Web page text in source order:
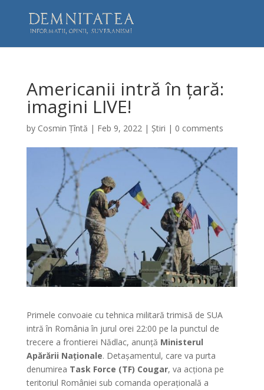
Americanii intră în țară:
imagini LIVE!
by Cosmin Țîntă | Feb 9, 2022| Știri | 0 comments
Primele convoaie cu tehnica militară trimisă de SUA
intră în România în jurul orei 22:00 pe la punctul de
trecere a frontierei Nădlac, anunță Ministerul
Apărării Naționale. Detașamentul, care va purta
denumirea Task Force (TF) Cougar, va acționa pe
teritoriul României sub comanda operațională a